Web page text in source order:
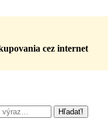
cez internet